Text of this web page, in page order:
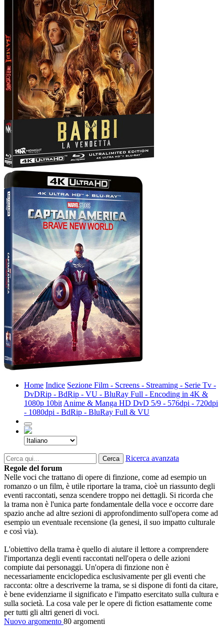
Home Indice Sezione Film - Screens - Streaming - Serie Tv -
DvDRip - BdRip - VU - BluRay Full - Encoding in 4K &
1080p 10bit Anime & Manga HD DvD 5/9 - 576dpi - 720dpi
- 1080dpi - BdRip - BluRay Full & VU
Cerca
Ricerca avanzata
Regole del forum
Nelle voci che trattano di opere di finzione, come ad esempio un
romanzo o un film, è utile riportare la trama, cioè un riassunto degli
eventi raccontati, senza scendere troppo nei dettagli. Si ricorda che
la trama non è l'unica parte fondamentale della voce e occorre dare
spazio anche ad altre sezioni di approfondimento sull'opera come ad
esempio un eventuale recensione (la genesi, il suo impatto culturale
e così via).
L'obiettivo della trama è quello di aiutare il lettore a comprendere
l'importanza degli eventi raccontati nell'opera o delle azioni
compiute dai personaggi. Un'opera di finzione non è
necessariamente enciclopedica esclusivamente per gli eventi che
racconta: oltre a descriverne la trama, se si dispone di fonti da citare,
è bene evidenziarne il significato e l'impatto esercitato sulla cultura e
sulla società. La cosa vale per le opere di fiction esattamente come
per tutti gli altri generi di voci.
Nuovo argomento 80 argomenti